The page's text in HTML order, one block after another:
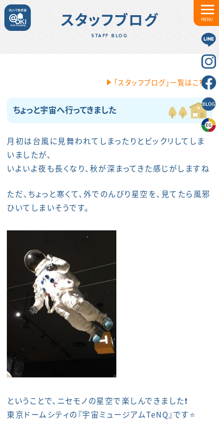
MENU
スタッフブログ
STAFF BLOG
「スタッフブログ」一覧はこちら
ちょっと宇宙へ行ってきました
月初は台風に見舞われてしまったりとビックリしてしま
いましたが、
いよいよ夜も長くなり、秋が深まってきた感じがしますね
ただ、ちょっと寒くて、外でのんびり星空を、見てたら風邪
ひいてしまいそうです。
ということで、ニセモノの星空で楽しんできました❗️
東京ドームシティの『宇宙ミュージアムTeNQ』です⭐️